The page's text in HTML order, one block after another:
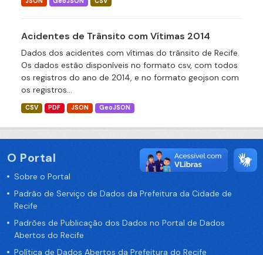
Acidentes de Trânsito com Vítimas 2014
Dados dos acidentes com vítimas do trânsito de Recife.
Os dados estão disponíveis no formato csv, com todos
os registros do ano de 2014, e no formato geojson com
os registros...
CSV PDF JSON GeoJSON
O Portal
Sobre o Portal
Padrão de Serviço de Dados da Prefeitura da Cidade de
Recife
Padrões de Publicação dos Dados no Portal de Dados
Abertos do Recife
Política de Dados Abertos da Prefeitura do Recife